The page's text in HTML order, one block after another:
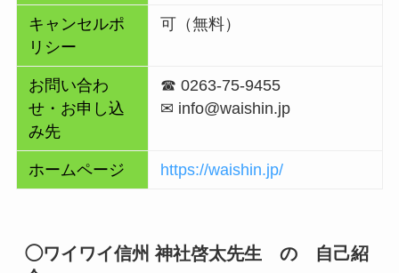
キャンセルポ
リシー
可（無料）
お問い合わ
せ・お申し込
み先
☎ 0263-75-9455
✉ info@waishin.jp
ホームページ https://waishin.jp/
◯ワイワイ信州 神社啓太先生 の 自己紹